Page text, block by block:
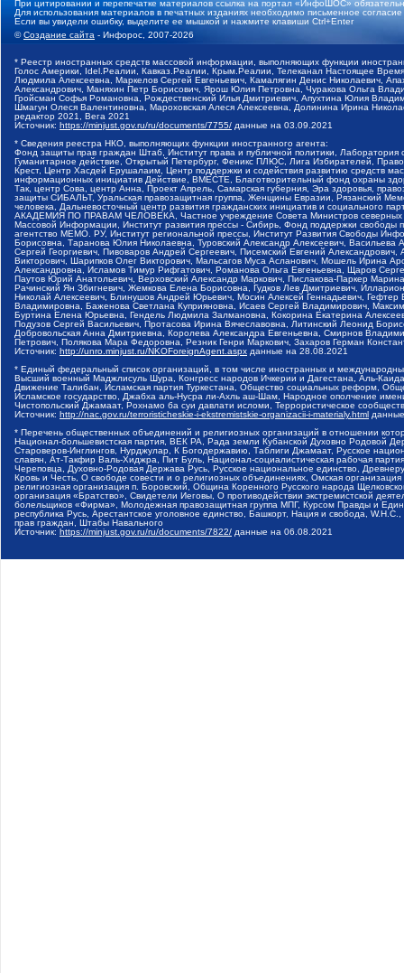
При цитировании и перепечатке материалов ссылка на портал «ИнфоШОС»
Для использования материалов в печатных изданиях необходимо письменное
Если вы увидели ошибку, выделите ее мышкой и нажмите клавиши Ctrl+Enter
©Создание сайта - Инфорос, 2007-2026
* Реестр иностранных средств массовой информации, выполняющих функции
Голос Америки, Idel.Реалии, Кавказ.Реалии, Крым.Реалии, Телеканал Настоящее
Людмила Алексеевна, Маркелов Сергей Евгеньевич, Камалягин Денис Николаевич,
Александрович, Маняхин Петр Борисович, Ярош Юлия Петровна, Чуракова Ольга
Гройсман Софья Романовна, Рождественский Илья Дмитриевич, Апухтина Юлия
Шмагун Олеся Валентиновна, Мароховская Алеся Алексеевна, Долинина Ирина
редактор 2021, Вега 2021
Источник: https://minjust.gov.ru/ru/documents/7755/ данные на 03.09.2021
* Сведения реестра НКО, выполняющих функции иностранного агента:
Фонд защиты прав граждан Штаб, Институт права и публичной политики,
Гуманитарное действие, Открытый Петербург, Феникс ПЛЮС, Лига Избирателей,
Крест, Центр Хасдей Ерушалаим, Центр поддержки и содействия развитию средств
информационных инициатив Действие, ВМЕСТЕ, Благотворительный фонд охраны
Так, центр Сова, центр Анна, Проект Апрель, Самарская губерния, Эра здоровья,
защиты СИБАЛЬТ, Уральская правозащитная группа, Женщины Евразии, Рязанский
человека, Дальневосточный центр развития гражданских инициатив и социального
АКАДЕМИЯ ПО ПРАВАМ ЧЕЛОВЕКА, Частное учреждение Совета Министров северных
Массовой Информации, Институт развития прессы - Сибирь, Фонд поддержки
агентство МЕМО. РУ, Институт региональной прессы, Институт Развития Свободы
Борисовна, Таранова Юлия Николаевна, Туровский Александр Алексеевич,
Сергей Георгиевич, Пивоваров Андрей Сергеевич, Писемский Евгений
Викторович, Шарипков Олег Викторович, Мальсагов Муса Асланович, Мошель Ирина
Александровна, Исламов Тимур Рифгатович, Романова Ольга Евгеньевна, Щаров
Паутов Юрий Анатольевич, Верховский Александр Маркович, Пислакова-Паркер
Рачинский Ян Збигневич, Жемкова Елена Борисовна, Гудков Лев Дмитриевич,
Николай Алексеевич, Блинушов Андрей Юрьевич, Мосин Алексей Геннадьевич,
Владимировна, Баженова Светлана Куприяновна, Исаев Сергей Владимирович,
Буртина Елена Юрьевна, Гендель Людмила Залмановна, Кокорина Екатерина
Подузов Сергей Васильевич, Протасова Ирина Вячеславовна, Литинский Леонид
Добровольская Анна Дмитриевна, Королева Александра Евгеньевна, Смирнов
Петрович, Полякова Мара Федоровна, Резник Генри Маркович, Захаров Герман
Источник: http://unro.minjust.ru/NKOForeignAgent.aspx данные на 28.08.2021
* Единый федеральный список организаций, в том числе иностранных и
Высший военный Маджлисуль Шура, Конгресс народов Ичкерии и Дагестана, Аль-
Движение Талибан, Исламская партия Туркестана, Общество социальных реформ,
Исламское государство, Джабха аль-Нусра ли-Ахль аш-Шам, Народное ополчение
Чистопольский Джамаат, Рохнамо ба суи давлати исломи, Террористическое
Источник: http://nac.gov.ru/terroristicheskie-i-ekstremistskie-organizacii-i-materialy.html
* Перечень общественных объединений и религиозных организаций в отношении
Национал-большевистская партия, ВЕК РА, Рада земли Кубанской Духовно Родовой
Староверов-Инглингов, Нурджулар, К Богодержавию, Таблиги Джамаат, Русское
славян, Ат-Такфир Валь-Хиджра, Пит Буль, Национал-социалистическая рабочая
Череповца, Духовно-Родовая Держава Русь, Русское национальное единство,
Кровь и Честь, О свободе совести и о религиозных объединениях, Омская
религиозная организация п. Боровский, Община Коренного Русского народа
организация «Братство», Свидетели Иеговы, О противодействии экстремистской
болельщиков «Фирма», Молодежная правозащитная группа МПГ, Курсом Правды и
республика Русь, Арестантское уголовное единство, Башкорт, Нация и свобода,
прав граждан, Штабы Навального
Источник: https://minjust.gov.ru/ru/documents/7822/ данные на 06.08.2021